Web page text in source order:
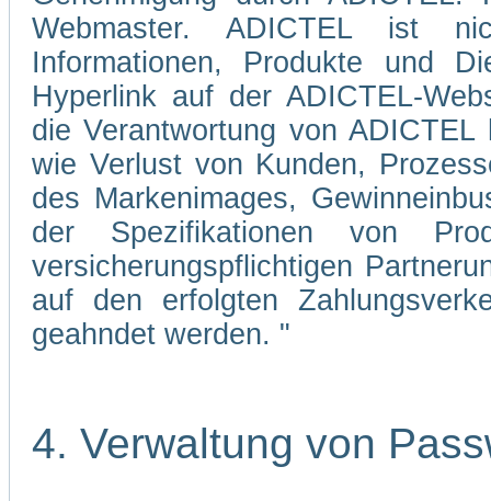
Webmaster. ADICTEL ist
Informationen, Produkte und
Hyperlink auf der ADICTEL-
die Verantwortung von
wie Verlust von Kunden,
des Markenimages,
der Spezifikationen von
versicherungspflichtigen
auf den erfolgten
geahndet werden. "
4. Verwaltung von